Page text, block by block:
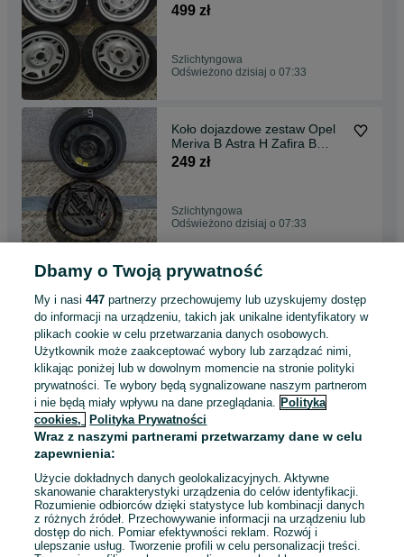
499 zł
Szlichtyngowa
Odświeżono dzisiaj o 07:33
Koło dojazdowe zestaw Opel
Meriva B Astra H Zafira B
5x110 115/70r16
249 zł
Szlichtyngowa
Odświeżono dzisiaj o 07:33
koło dojazdowe vw taigo t-cros
skoda kamiq seat audi tt
5x112 125/70r
399 zł
Szlichtyngowa
Odświeżono dzisiaj o 07:33
Koło Zapasowe Seat Ibiza
Skoda Fabia WV Polo 195/50
Szlichtyngowa
Odświeżono dzisiaj o 07:33
Dbamy o Twoją prywatność
My i nasi447 partnerzy przechowujemy lub uzyskujemy dostęp
do informacji na urządzeniu, takich jak unikalne identyfikatory w
plikach cookie w celu przetwarzania danych osobowych.
Użytkownik może zaakceptować wybory lub zarządzać nimi,
klikając poniżej lub w dowolnym momencie na stronie polityki
prywatności. Te wybory będą sygnalizowane naszym partnerom
i nie będą miały wpływu na dane przeglądania. Polityka
cookies,
Polityka Prywatności
Wraz z naszymi partnerami przetwarzamy dane w celu
zapewnienia:
Użycie dokładnych danych geolokalizacyjnych. Aktywne
skanowanie charakterystyki urządzenia do celów identyfikacji.
Rozumienie odbiorców dzięki statystyce lub kombinacji danych
z różnych źródeł. Przechowywanie informacji na urządzeniu lub
dostęp do nich. Pomiar efektywności reklam. Rozwój i
ulepszanie usług. Tworzenie profili w celu personalizacji treści.